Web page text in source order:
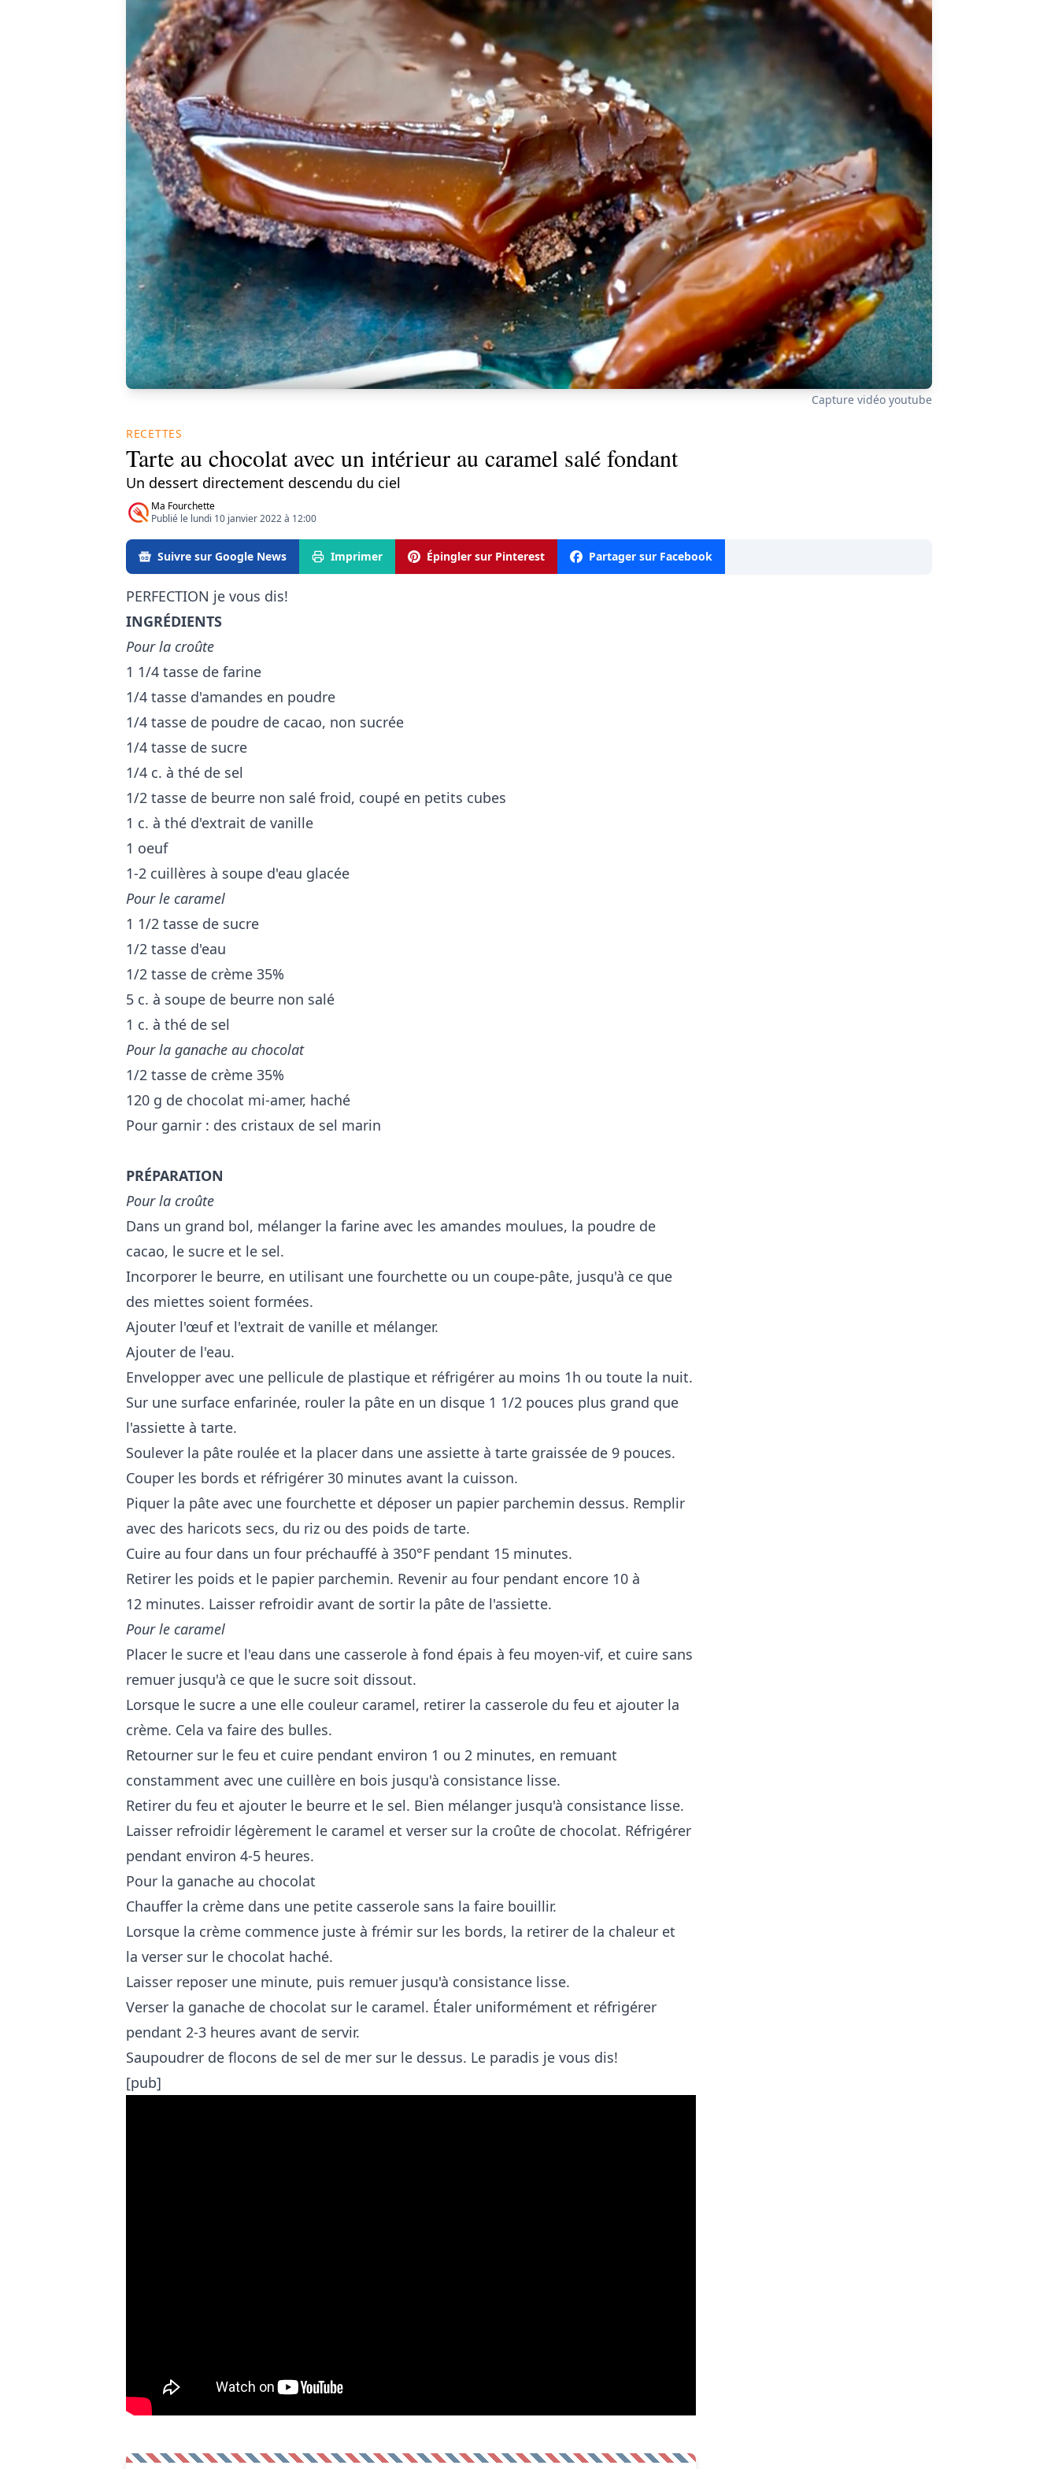
Capture vidéo youtube
RECETTES
Tarte au chocolat avec un intérieur au caramel salé fondant
Un dessert directement descendu du ciel
Ma Fourchette
Publié le lundi 10 janvier 2022 à 12:00
Suivre sur Google News Imprimer Épingler sur Pinterest Partager sur Facebook
PERFECTION je vous dis!
INGRÉDIENTS
Pour la croûte
1 1/4 tasse de farine
1/4 tasse d'amandes en poudre
1/4 tasse de poudre de cacao, non sucrée
1/4 tasse de sucre
1/4 c. à thé de sel
1/2 tasse de beurre non salé froid, coupé en petits cubes
1 c. à thé d'extrait de vanille
1 oeuf
1-2 cuillères à soupe d'eau glacée
Pour le caramel
1 1/2 tasse de sucre
1/2 tasse d'eau
1/2 tasse de crème 35%
5 c. à soupe de beurre non salé
1 c. à thé de sel
Pour la ganache au chocolat
1/2 tasse de crème 35%
120 g de chocolat mi-amer, haché
Pour garnir : des cristaux de sel marin
PRÉPARATION
Pour la croûte
Dans un grand bol, mélanger la farine avec les amandes moulues, la poudre de
cacao, le sucre et le sel.
Incorporer le beurre, en utilisant une fourchette ou un coupe-pâte, jusqu'à ce que
des miettes soient formées.
Ajouter l'œuf et l'extrait de vanille et mélanger.
Ajouter de l'eau.
Envelopper avec une pellicule de plastique et réfrigérer au moins 1h ou toute la nuit.
Sur une surface enfarinée, rouler la pâte en un disque 1 1/2 pouces plus grand que
l'assiette à tarte.
Soulever la pâte roulée et la placer dans une assiette à tarte graissée de 9 pouces.
Couper les bords et réfrigérer 30 minutes avant la cuisson.
Piquer la pâte avec une fourchette et déposer un papier parchemin dessus. Remplir
avec des haricots secs, du riz ou des poids de tarte.
Cuire au four dans un four préchauffé à 350°F pendant 15 minutes.
Retirer les poids et le papier parchemin. Revenir au four pendant encore 10 à
12 minutes. Laisser refroidir avant de sortir la pâte de l'assiette.
Pour le caramel
Placer le sucre et l'eau dans une casserole à fond épais à feu moyen-vif, et cuire sans
remuer jusqu'à ce que le sucre soit dissout.
Lorsque le sucre a une elle couleur caramel, retirer la casserole du feu et ajouter la
crème. Cela va faire des bulles.
Retourner sur le feu et cuire pendant environ 1 ou 2 minutes, en remuant
constamment avec une cuillère en bois jusqu'à consistance lisse.
Retirer du feu et ajouter le beurre et le sel. Bien mélanger jusqu'à consistance lisse.
Laisser refroidir légèrement le caramel et verser sur la croûte de chocolat. Réfrigérer
pendant environ 4-5 heures.
Pour la ganache au chocolat
Chauffer la crème dans une petite casserole sans la faire bouillir.
Lorsque la crème commence juste à frémir sur les bords, la retirer de la chaleur et
la verser sur le chocolat haché.
Laisser reposer une minute, puis remuer jusqu'à consistance lisse.
Verser la ganache de chocolat sur le caramel. Étaler uniformément et réfrigérer
pendant 2-3 heures avant de servir.
Saupoudrer de flocons de sel de mer sur le dessus. Le paradis je vous dis!
[pub]